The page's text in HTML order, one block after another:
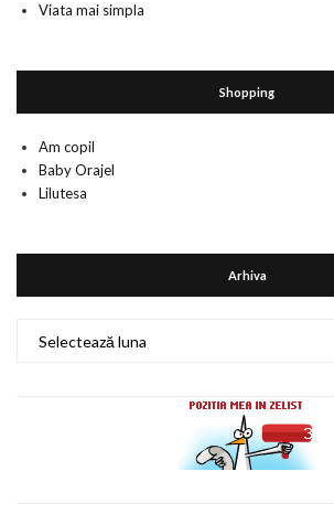
Viata mai simpla
Shopping
Am copil
Baby Orajel
Lilutesa
Arhiva